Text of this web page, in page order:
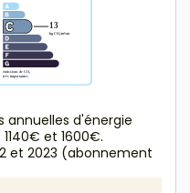
annuelles d'énergie
et 1600€.
et 2023 (abonnement